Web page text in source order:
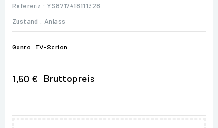
Referenz : YS8717418111328
Zustand : Anlass
Genre: TV-Serien
1,50 € Bruttopreis